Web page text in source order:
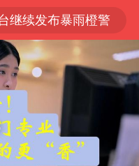
继续发布暴雨橙警
车临时停运
HSE限时降价
我国发现稀散金属独立新矿物——乌斯河锗矿
调存款利率